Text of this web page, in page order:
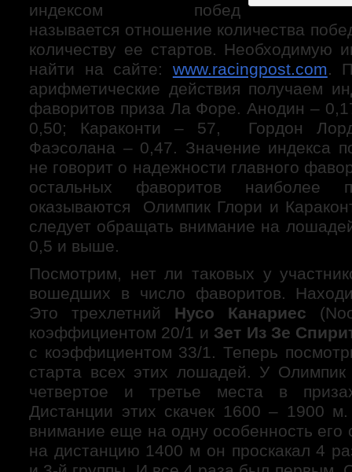
индексом побед
называется отношение количества
количеству ее стартов. Необходимую
найти на сайте: www.racingpost.com.
арифметические действия получаем
фаворитов приза Ла Форе. Анодин –
0,50; Караконти – 57, Гордон
Фаэсолана – 0,47. Значение индекса
не говорит о надежности главного
остальных фаворитов наиболее
оказываются Олимпик Глори и
следует обращать внимание на
0,5 и выше.
Посмотрим, нет ли таковых у
вошедших в число фаворитов.
Это трехлетний Нусо Канариес
коэффициентом 20/1 и Зет Из Зе
c коэффициентом 33/1. Теперь
старта всех этих лошадей. У Олимпик
четвертое и третье места в
Дистанции этих скачек 1600 – 1900
внимание еще на одну особенность его
на дистанцию 1400 м он проскакал 4